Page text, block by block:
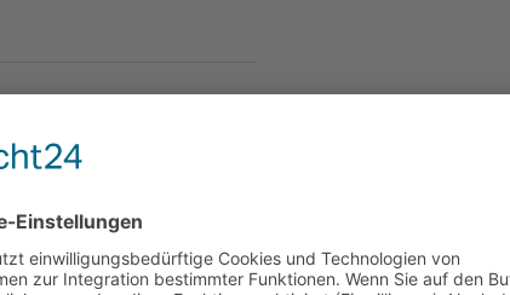
EN 806-5, Anhang A) gewechselt werden.
sein, wenn der Wasserdurchfluss spürbar
im ungefilterten Wasser.